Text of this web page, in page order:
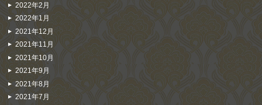
2022年2月
2022年1月
2021年12月
2021年11月
2021年10月
2021年9月
2021年8月
2021年7月